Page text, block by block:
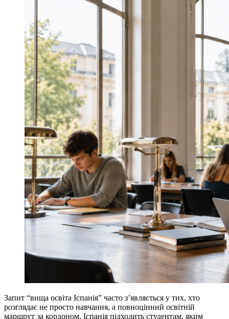
Запит “вища освіта Іспанія” часто з’являється у тих, хто
розглядає не просто навчання, а повноцінний освітній
маршрут за кордоном. Іспанія підходить студентам, яким